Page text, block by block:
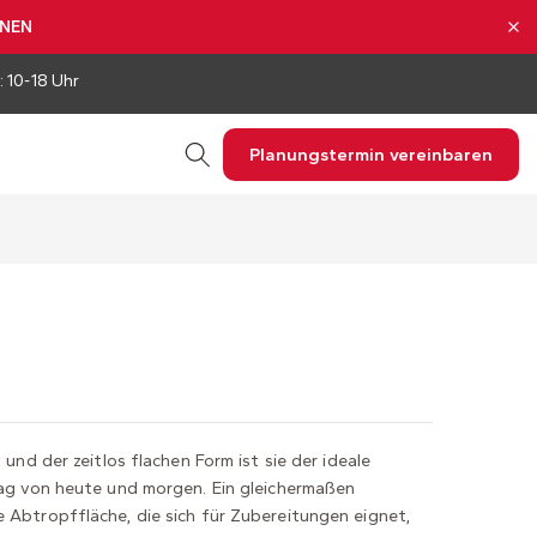
10-18 Uhr
Planungstermin vereinbaren
der zeitlos flachen Form ist sie der ideale
von heute und morgen. Ein gleichermaßen
Abtropffläche, die sich für Zubereitungen eignet,